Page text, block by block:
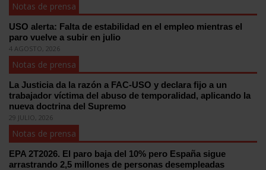
Notas de prensa
USO alerta: Falta de estabilidad en el empleo mientras el
paro vuelve a subir en julio
4 AGOSTO, 2026
Notas de prensa
La Justicia da la razón a FAC-USO y declara fijo a un
trabajador víctima del abuso de temporalidad, aplicando la
nueva doctrina del Supremo
29 JULIO, 2026
Notas de prensa
EPA 2T2026. El paro baja del 10% pero España sigue
arrastrando 2,5 millones de personas desempleadas